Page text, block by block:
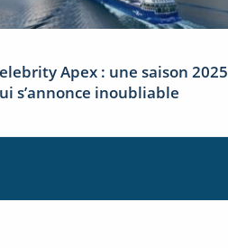
Apex : une saison 2025
s’annonce inoubliable